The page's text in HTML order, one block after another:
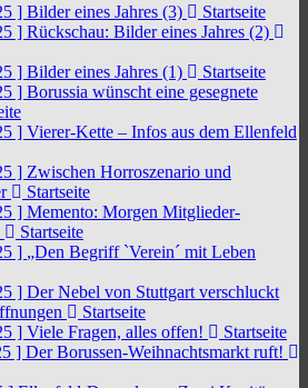
] Bilder eines Jahres (3)
Startseite
] Rückschau: Bilder eines Jahres (2)
] Bilder eines Jahres (1)
Startseite
] Borussia wünscht eine gesegnete
] Vierer-Kette – Infos aus dem Ellenfeld
] Zwischen Horroszenario und
Startseite
] Memento: Morgen Mitglieder-
Startseite
] „Den Begriff `Verein´ mit Leben
] Der Nebel von Stuttgart verschluckt
Startseite
] Viele Fragen, alles offen!
Startseite
] Der Borussen-Weihnachtsmarkt ruft!